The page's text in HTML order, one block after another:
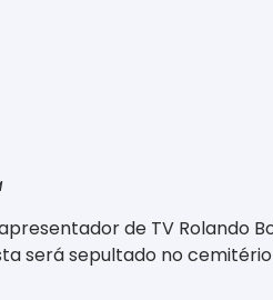
de TV Rolando
será sepultado no